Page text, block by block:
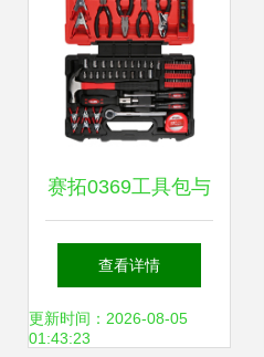
理
赛拓0369工具包与
銮铁日用品工具包
日用电器修理较量
查看详情
更新时间：2026-08-05
01:43:23